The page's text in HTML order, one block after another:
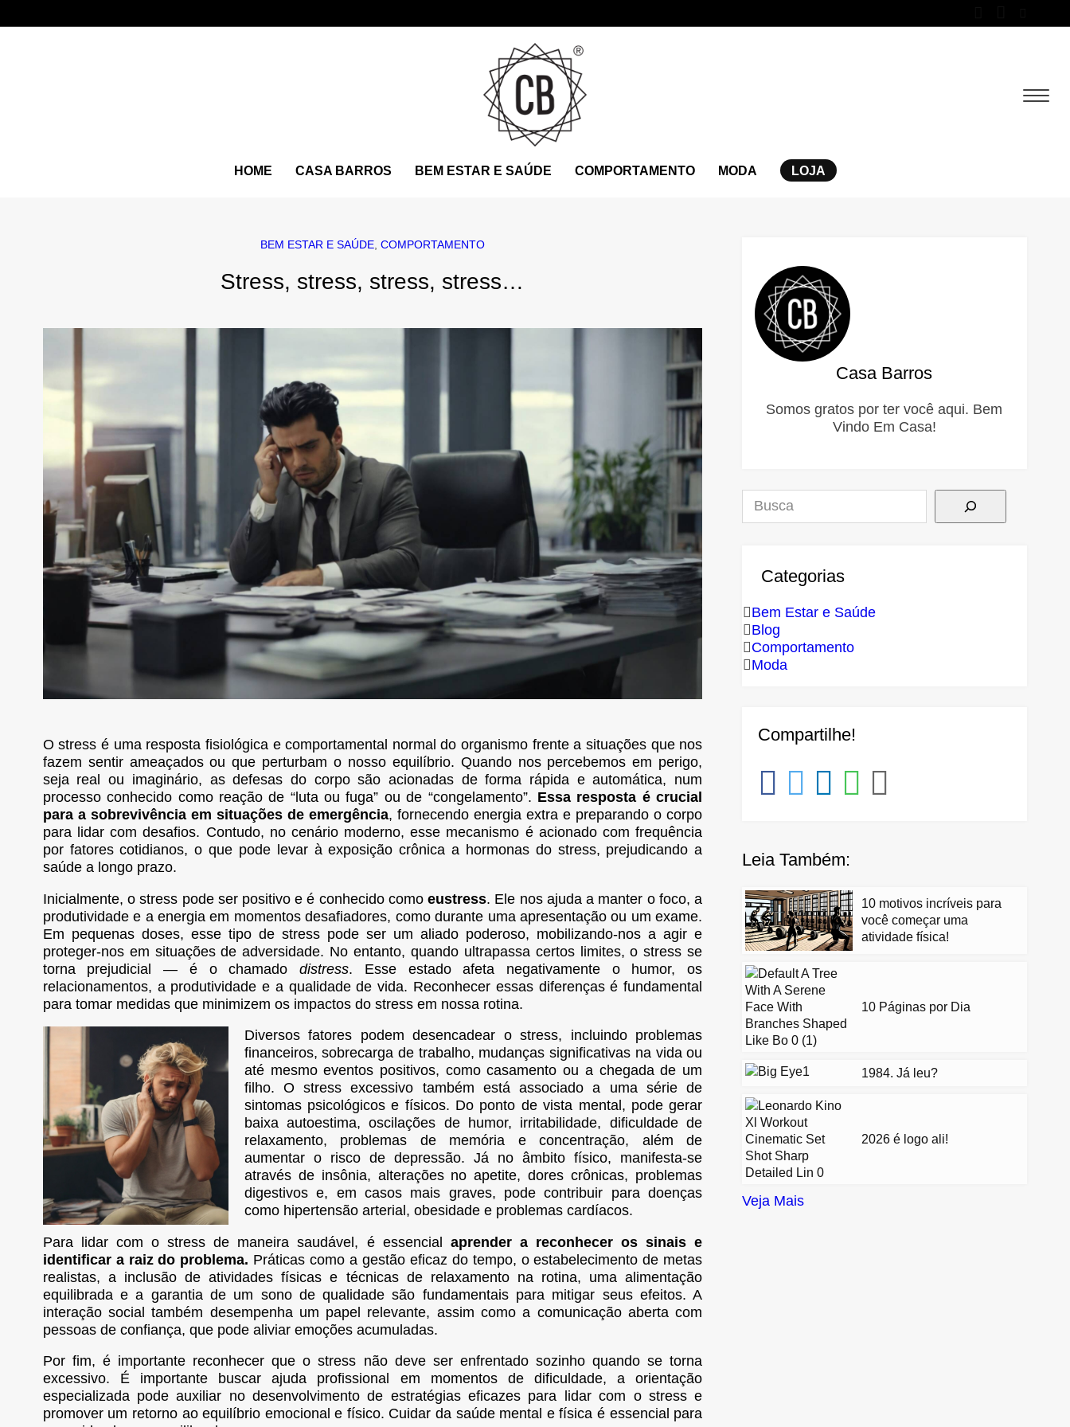
HOME CASA BARROS BEM ESTAR E SAÚDE COMPORTAMENTO MODA LOJA
BEM ESTAR E SAÚDE, COMPORTAMENTO
Stress, stress, stress, stress…
O stress é uma resposta fisiológica e comportamental normal do organismo frente a situações que nos
fazem sentir ameaçados ou que perturbam o nosso equilíbrio. Quando nos percebemos em perigo,
seja real ou imaginário, as defesas do corpo são acionadas de forma rápida e automática, num
processo conhecido como reação de “luta ou fuga” ou de “congelamento”. Essa resposta é crucial
para a sobrevivência em situações de emergência, fornecendo energia extra e preparando o corpo
para lidar com desafios. Contudo, no cenário moderno, esse mecanismo é acionado com frequência
por fatores cotidianos, o que pode levar à exposição crônica a hormonas do stress, prejudicando a
saúde a longo prazo.
Inicialmente, o stress pode ser positivo e é conhecido comoeustress. Ele nos ajuda a manter o foco, a
produtividade e a energia em momentos desafiadores, como durante uma apresentação ou um exame.
Em pequenas doses, esse tipo de stress pode ser um aliado poderoso, mobilizando-nos a agir e
proteger-nos em situações de adversidade. No entanto, quando ultrapassa certos limites, o stress se
torna prejudicial — é o chamadodistress. Esse estado afeta negativamente o humor, os
relacionamentos, a produtividade e a qualidade de vida. Reconhecer essas diferenças é fundamental
para tomar medidas que minimizem os impactos do stress em nossa rotina.
Diversos fatores podem desencadear o stress, incluindo problemas
financeiros, sobrecarga de trabalho, mudanças significativas na vida ou
até mesmo eventos positivos, como casamento ou a chegada de um
filho. O stress excessivo também está associado a uma série de
sintomas psicológicos e físicos. Do ponto de vista mental, pode gerar
baixa autoestima, oscilações de humor, irritabilidade, dificuldade de
relaxamento, problemas de memória e concentração, além de
aumentar o risco de depressão. Já no âmbito físico, manifesta-se
através de insônia, alterações no apetite, dores crônicas, problemas
digestivos e, em casos mais graves, pode contribuir para doenças
como hipertensão arterial, obesidade e problemas cardíacos.
Para lidar com o stress de maneira saudável, é essencial aprender a reconhecer os sinais e
identificar a raiz do problema. Práticas como a gestão eficaz do tempo, o estabelecimento de metas
realistas, a inclusão de atividades físicas e técnicas de relaxamento na rotina, uma alimentação
equilibrada e a garantia de um sono de qualidade são fundamentais para mitigar seus efeitos. A
interação social também desempenha um papel relevante, assim como a comunicação aberta com
pessoas de confiança, que pode aliviar emoções acumuladas.
Por fim, é importante reconhecer que o stress não deve ser enfrentado sozinho quando se torna
excessivo. É importante buscar ajuda profissional em momentos de dificuldade, a orientação
especializada pode auxiliar no desenvolvimento de estratégias eficazes para lidar com o stress e
promover um retorno ao equilíbrio emocional e físico. Cuidar da saúde mental e física é essencial para
Casa Barros
Somos gratos por ter você aqui. Bem
Vindo Em Casa!
Pesquisar
Categorias
Bem Estar e Saúde
Blog
Comportamento
Moda
Compartilhe!
Leia Também:
10 motivos incríveis para
você começar uma
atividade física!
10 Páginas por Dia
1984. Já leu?
2026 é logo ali!
Veja Mais